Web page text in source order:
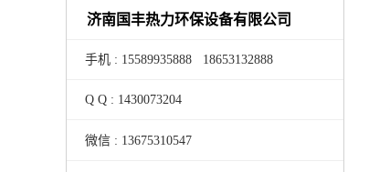
济南国丰热力环保设备有限公司
手机 : 15589935888 18653132888
Q Q : 1430073204
微信 : 13675310547